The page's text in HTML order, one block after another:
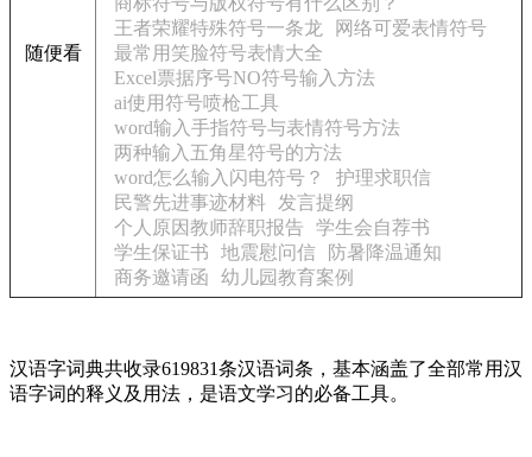
随便看
王者荣耀特殊符号一条龙
网络可爱表情符号
最常用笑脸符号表情大全
Excel票据序号NO符号输入方法
ai使用符号喷枪工具
word输入手指符号与表情符号方法
两种输入五角星符号的方法
word怎么输入闪电符号？
护理求职信
民警先进事迹材料
发言提纲
个人原因教师辞职报告
学生会自荐书
学生保证书
地震慰问信
防暑降温通知
商务邀请函
幼儿园教育案例
汉语字词典共收录619831条汉语词条，基本涵盖了全部常用汉
语字词的释义及用法，是语文学习的必备工具。